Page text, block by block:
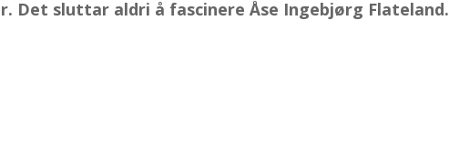
Det sluttar aldri å fascinere Åse Ingebjørg Flateland.